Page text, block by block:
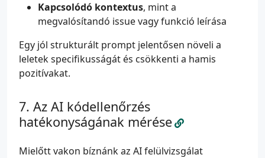
Kapcsolódó kontextus, mint a
megvalósítandó issue vagy funkció leírása
Egy jól strukturált prompt jelentősen növeli a
leletek specifikusságát és csökkenti a hamis
pozitívakat.
Az AI kódellenőrzés
hatékonyságának mérése
Mielőtt vakon bíznánk az AI felülvizsgálat